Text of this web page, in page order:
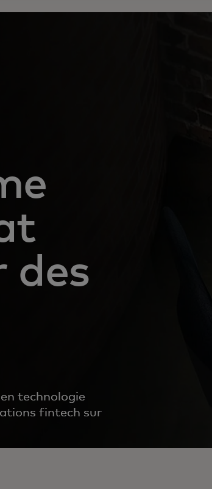
des
technologie
fintech sur